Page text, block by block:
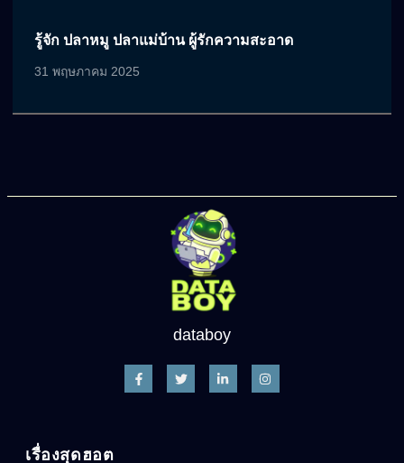
รู้จัก ปลาหมู ปลาแม่บ้าน ผู้รักความสะอาด
31 พฤษภาคม 2025
databoy
เรื่องสุดฮอต